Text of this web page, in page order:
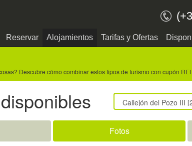
Reservar Alojamientos Tarifas y Ofertas
Descubre cómo combinar estos tipos de turismo con cupón
Fotos